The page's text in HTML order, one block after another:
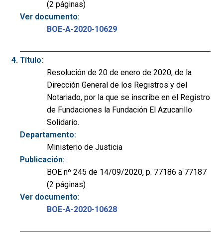
(2 páginas)
Ver documento:
BOE-A-2020-10629
Título:
Resolución de 20 de enero de 2020, de la
Dirección General de los Registros y del
Notariado, por la que se inscribe en el Registro
de Fundaciones la Fundación El Azucarillo
Solidario.
Departamento:
Ministerio de Justicia
Publicación:
BOE nº 245 de 14/09/2020, p. 77186 a 77187
(2 páginas)
Ver documento:
BOE-A-2020-10628